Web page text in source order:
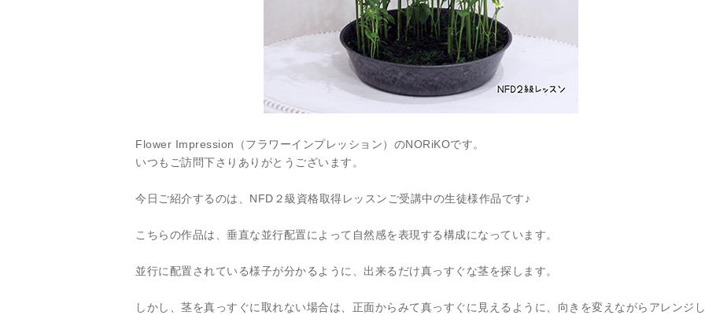
Flower Impression（フラワーインプレッション）のNORiKOです。
いつもご訪問下さりありがとうございます。
今日ご紹介するのは、NFD２級資格取得レッスンご受講中の生徒様作品です♪
こちらの作品は、垂直な並行配置によって自然感を表現する構成になっています。
並行に配置されている様子が分かるように、出来るだけ真っすぐな茎を探します。
しかし、茎を真っすぐに取れない場合は、正面からみて真っすぐに見えるように、向きを変えながらアレンジし